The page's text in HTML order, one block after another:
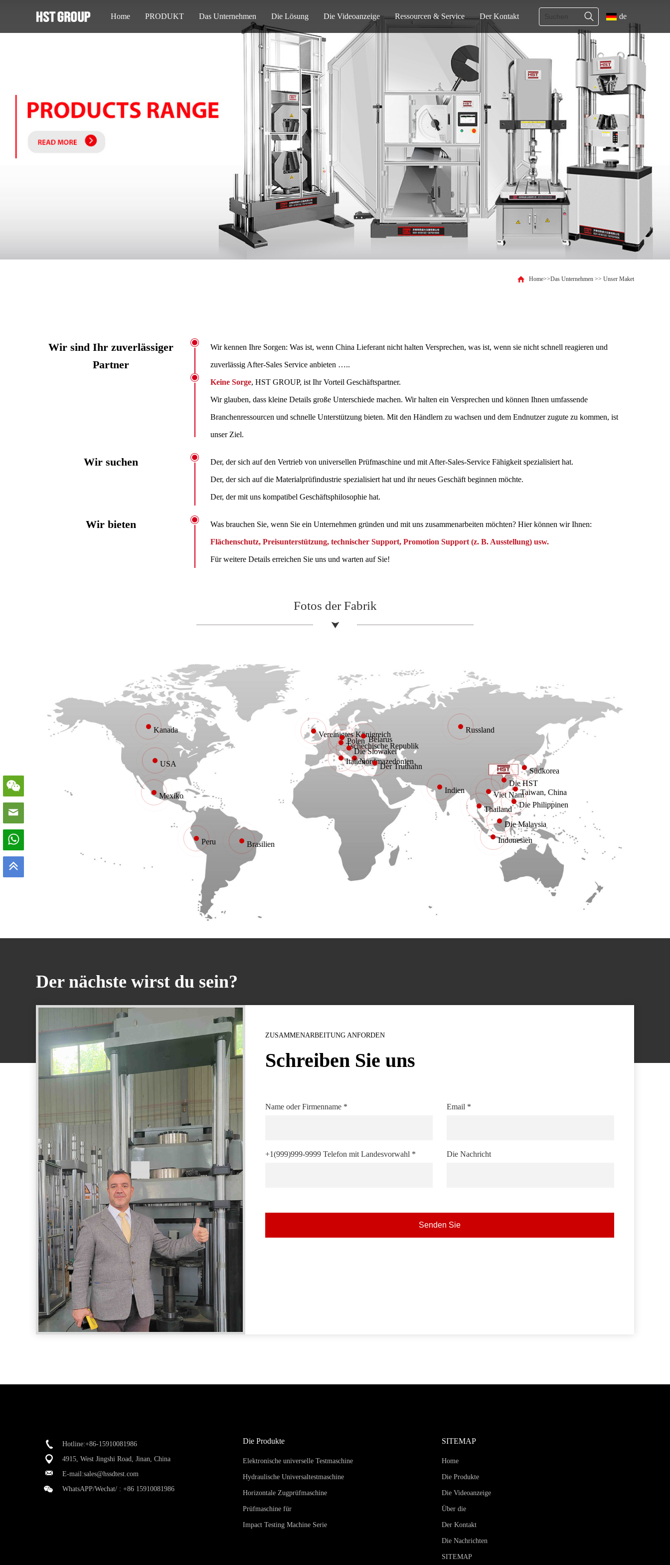
Home PRODUKT Das Unternehmen Die Lösung Die Videoanzeige Ressourcen & Service Der Kontakt de
Home>>Das Unternehmen >> Unser Maket
Wir sind Ihr zuverlässiger
Partner
Wir kennen Ihre Sorgen: Was ist, wenn China Lieferant nicht halten Versprechen, was ist, wenn sie nicht schnell reagieren und
zuverlässig After-Sales Service anbieten …..
Keine Sorge, HST GROUP, ist Ihr Vorteil Geschäftspartner.
Wir glauben, dass kleine Details große Unterschiede machen. Wir halten ein Versprechen und können Ihnen umfassende
Branchenressourcen und schnelle Unterstützung bieten. Mit den Händlern zu wachsen und dem Endnutzer zugute zu kommen, ist
unser Ziel.
Wir suchen Der, der sich auf den Vertrieb von universellen Prüfmaschine und mit After-Sales-Service Fähigkeit spezialisiert hat.
Der, der sich auf die Materialprüfindustrie spezialisiert hat und ihr neues Geschäft beginnen möchte.
Der, der mit uns kompatibel Geschäftsphilosophie hat.
Wir bieten Was brauchen Sie, wenn Sie ein Unternehmen gründen und mit uns zusammenarbeiten möchten? Hier können wir Ihnen:
Flächenschutz, Preisunterstützung, technischer Support, Promotion Support (z. B. Ausstellung) usw.
Für weitere Details erreichen Sie uns und warten auf Sie!
Fotos der Fabrik
USA
Mexiko
Vereinigtes Königreich
Polen
Tschechische Republik
Die Slowakei
Nordmazedonien
Russland
Südkorea
Die HST
Taiwan, China
Die Malaysia
Viet Nam
Indien
Indonesien
Die Philippinen
Thailand
Der Truthahn
Belarus
Italien
Brasilien
Peru
Kanada
Der nächste wirst du sein?
ZUSAMMENARBEITUNG ANFORDEN
Schreiben Sie uns
Name oder Firmenname * Email *
+1(999)999-9999 Telefon mit Landesvorwahl * Die Nachricht
Senden Sie
Hotline:+86-15910081986
4915, West Jingshi Road, Jinan, China
E-mail:sales@hssdtest.com
WhatsAPP/Wechat/ : +86 15910081986
Die Produkte
Elektronische universelle Testmaschine
Hydraulische Universaltestmaschine
Horizontale Zugprüfmaschine
Prüfmaschine für
Impact Testing Machine Serie
SITEMAP
Home
Die Produkte
Die Videoanzeige
Über die
Der Kontakt
Die Nachrichten
SITEMAP